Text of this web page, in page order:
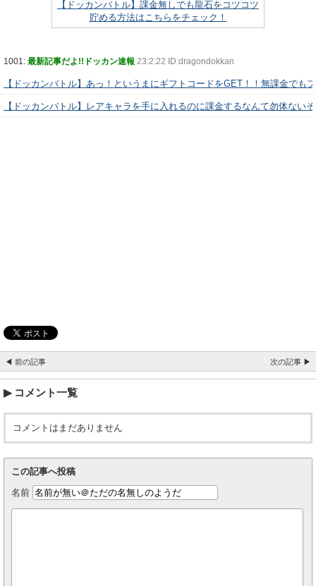
【ドッカンバトル】課金無しでも龍石をコツコツ
貯める方法はこちらをチェック！
1001: 最新記事だよ!!ドッカン速報 23:2:22 ID:dragondokkan
【ドッカンバトル】あっ！というまにギフトコードをGET！！無課金でも
【ドッカンバトル】レアキャラを手に入れるのに課金するなんて勿体ない
◀ 前の記事 次の記事 ▶
コメント一覧
コメントはまだありません
この記事へ投稿
名前